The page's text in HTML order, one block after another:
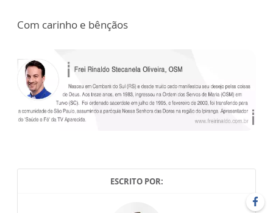
Com carinho e bênçãos
ESCRITO POR: